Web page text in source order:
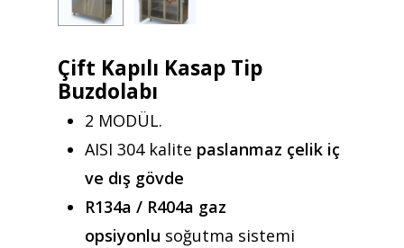
Çift Kapılı Kasap Tip
Buzdolabı
2 MODÜL.
AISI 304 kalite paslanmaz çelik iç
ve dış gövde
R134a / R404a gaz
opsiyonlu soğutma sistemi